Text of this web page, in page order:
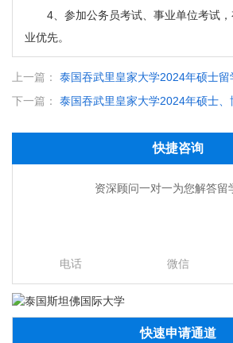
4、参加公务员考试、事业单位考试，
业优先。
上一篇：
泰国吞武里皇家大学2024年硕士留
下一篇：
泰国吞武里皇家大学2024年硕士
快捷咨询
资深顾问一对一为您解答留
电话 微信
快速申请通道